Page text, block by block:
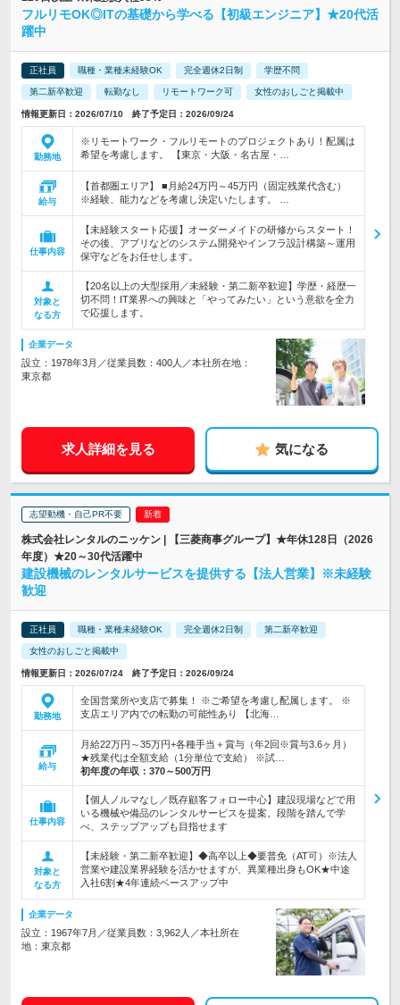
フルリモOK◎ITの基礎から学べる【初級エンジニア】★20代活
躍中
正社員 職種・業種未経験OK 完全週休2日制 学歴不問
第二新卒歓迎 転勤なし リモートワーク可 女性のおしごと掲載中
情報更新日：2026/07/10 終了予定日：2026/09/24
勤務地
※リモートワーク・フルリモートのプロジェクトあり！配属は
希望を考慮します。 【東京・大阪・名古屋・…
給与
【首都圏エリア】 ■月給24万円～45万円（固定残業代含む）
※経験、能力などを考慮し決定いたします。 …
仕事内容
【未経験スタート応援】オーダーメイドの研修からスタート！
その後、アプリなどのシステム開発やインフラ設計構築～運用
保守などをお任せします。
対象と
なる方
【20名以上の大型採用／未経験・第二新卒歓迎】学歴・経歴一
切不問！IT業界への興味と「やってみたい」という意欲を全力
で応援します。
企業データ
設立：1978年3月／従業員数：400人／本社所在地：
東京都
求人詳細を見る 気になる
志望動機・自己PR不要
株式会社レンタルのニッケン | 【三菱商事グループ】★年休128日（2026
年度）★20～30代活躍中
建設機械のレンタルサービスを提供する【法人営業】※未経験
歓迎
正社員 職種・業種未経験OK 完全週休2日制 第二新卒歓迎
女性のおしごと掲載中
情報更新日：2026/07/24 終了予定日：2026/09/24
勤務地
全国営業所や支店で募集！ ※ご希望を考慮し配属します。 ※
支店エリア内での転勤の可能性あり 【北海…
給与
月給22万円～35万円+各種手当＋賞与（年2回※賞与3.6ヶ月）
★残業代は全額支給（1分単位で支給） ※試…
初年度の年収： 370～500万円
仕事内容
【個人ノルマなし／既存顧客フォロー中心】建設現場などで用
いる機械や備品のレンタルサービスを提案。段階を踏んで学
べ、ステップアップも目指せます
対象と
なる方
【未経験・第二新卒歓迎】◆高卒以上◆要普免（AT可）※法人
営業や建設業界経験を活かせますが、異業種出身もOK★中途
入社6割★4年連続ベースアップ中
企業データ
設立：1967年7月／従業員数：3,962人／本社所在
地：東京都